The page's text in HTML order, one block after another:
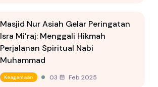
Masjid Nur Asiah Gelar Peringatan
Isra Mi’raj: Menggali Hikmah
Perjalanan Spiritual Nabi
Muhammad
Keagamaan 03 Feb 2025